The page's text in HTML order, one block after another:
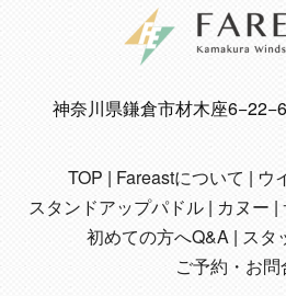
神奈川県鎌倉市材木座6−22−6
TOP Fareastについて
ウ
スタンドアップパドル
カヌー
初めての方へQ&A スタ
ご予約・お問